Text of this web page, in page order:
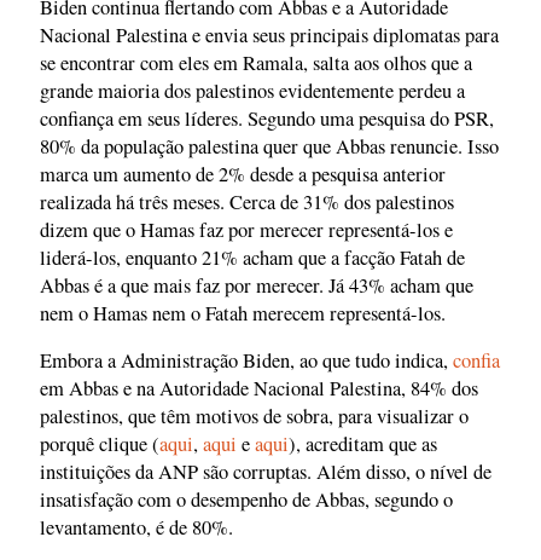
Biden continua flertando com Abbas e a Autoridade
Nacional Palestina e envia seus principais diplomatas para
se encontrar com eles em Ramala, salta aos olhos que a
grande maioria dos palestinos evidentemente perdeu a
confiança em seus líderes. Segundo uma pesquisa do PSR,
80% da população palestina quer que Abbas renuncie. Isso
marca um aumento de 2% desde a pesquisa anterior
realizada há três meses. Cerca de 31% dos palestinos
dizem que o Hamas faz por merecer representá-los e
liderá-los, enquanto 21% acham que a facção Fatah de
Abbas é a que mais faz por merecer. Já 43% acham que
nem o Hamas nem o Fatah merecem representá-los.
Embora a Administração Biden, ao que tudo indica,confia
em Abbas e na Autoridade Nacional Palestina, 84% dos
palestinos, que têm motivos de sobra, para visualizar o
porquê clique (aqui,aqui eaqui), acreditam que as
instituições da ANP são corruptas. Além disso, o nível de
insatisfação com o desempenho de Abbas, segundo o
levantamento, é de 80%.